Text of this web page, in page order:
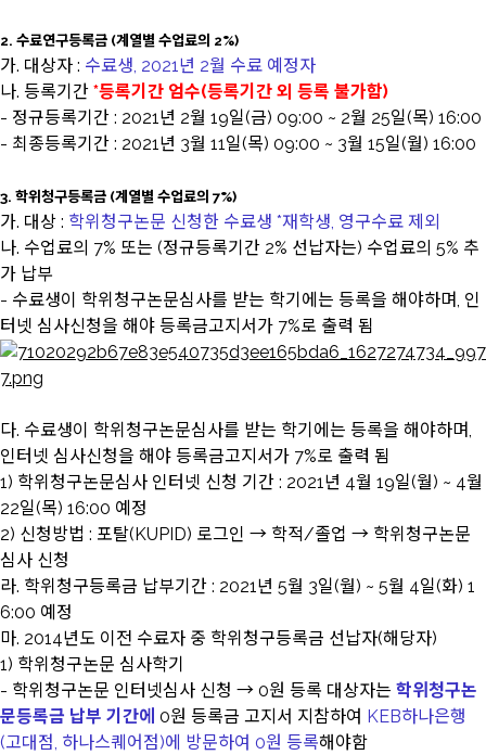
2. 수료연구등록금 (계열별 수업료의 2%)
가. 대상자 : 수료생, 2021년 2월 수료 예정자
나. 등록기간 *등록기간 엄수(등록기간 외 등록 불가함)
- 정규등록기간 : 2021년 2월 19일(금) 09:00 ~ 2월 25일(목) 16:00
- 최종등록기간 : 2021년 3월 11일(목) 09:00 ~ 3월 15일(월) 16:00
3. 학위청구등록금 (계열별 수업료의 7%)
가. 대상 : 학위청구논문 신청한 수료생 *재학생, 영구수료 제외
나. 수업료의 7% 또는 (정규등록기간 2% 선납자는) 수업료의 5% 추
가 납부
- 수료생이 학위청구논문심사를 받는 학기에는 등록을 해야하며, 인
터넷 심사신청을 해야 등록금고지서가 7%로 출력 됨
다. 수료생이 학위청구논문심사를 받는 학기에는 등록을 해야하며,
인터넷 심사신청을 해야 등록금고지서가 7%로 출력 됨
1) 학위청구논문심사 인터넷 신청 기간 : 2021년 4월 19일(월) ~ 4월
22일(목) 16:00 예정
2) 신청방법 : 포탈(KUPID) 로그인 → 학적/졸업 → 학위청구논문
심사 신청
라. 학위청구등록금 납부기간 : 2021년 5월 3일(월) ~ 5월 4일(화) 1
6:00 예정
마. 2014년도 이전 수료자 중 학위청구등록금 선납자(해당자)
1) 학위청구논문 심사학기
- 학위청구논문 인터넷심사 신청 → 0원 등록 대상자는 학위청구논
문등록금 납부 기간에 0원 등록금 고지서 지참하여 KEB하나은행
(고대점, 하나스퀘어점)에 방문하여 0원 등록해야함